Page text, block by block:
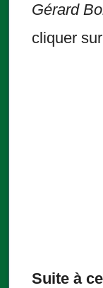
Gérard
cliquer
Suite à